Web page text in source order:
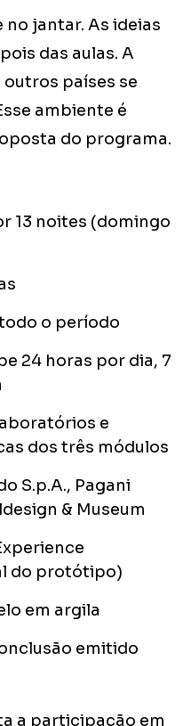
jantar. As ideias
das aulas. A
países se
ambiente é
do programa.
13 noites (domingo
o período
24 horas por dia, 7
e
dos três módulos
S.p.A., Pagani
& Museum
do protótipo)
em argila
emitido
a participação em